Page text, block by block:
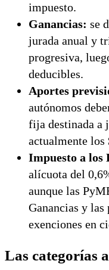
impuesto.
Ganancias: se
jurada anual y
progresiva,
deducibles.
Aportes
autónomos
fija destinada a
actualmente los
Impuesto a los
alícuota del
aunque las
Ganancias y las
exenciones en
Las categorías